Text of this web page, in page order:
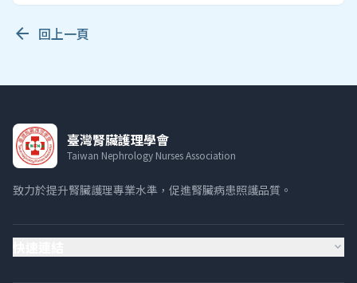
arrow_back 回上一頁
臺灣腎臟護理學會
Taiwan Nephrology Nurses Association
致力於提升腎臟護理專業水準，促進腎臟病患照護品質。
expand_more